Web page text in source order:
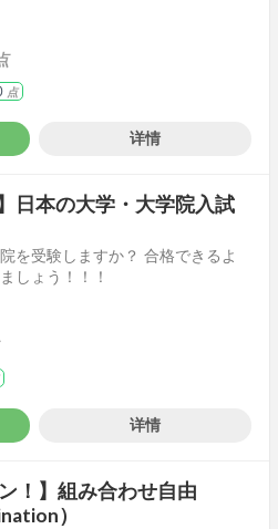
点
详情
日本の大学・大学院入試
を受験しますか？ 合格できるよ
しょう！！！
详情
！】組み合わせ自由
）